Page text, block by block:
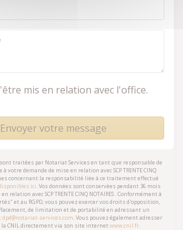
mis en relation avec l'office.
Envoyer votre message
traitées par Notariat Services en tant que responsable de
votre demande de mise en relation avecSCP TRENTE CINQ
concernant la responsabilité liée à ce traitement effectué
ici. Vos données sont conservées pendant 36 mois
relation avecSCP TRENTE CINQ NOTAIRES . Conformément à
et au RGPD, vous pouvez exercer vos droits d'opposition,
de limitation et de portabilité en adressant un
dpd@notariat-services.com. Vous pouvez également adresser
CNIL directement via son site internet www.cnil.fr.